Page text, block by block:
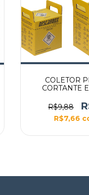
COLETOR
CORTANTE
R$9,88
R$7,66